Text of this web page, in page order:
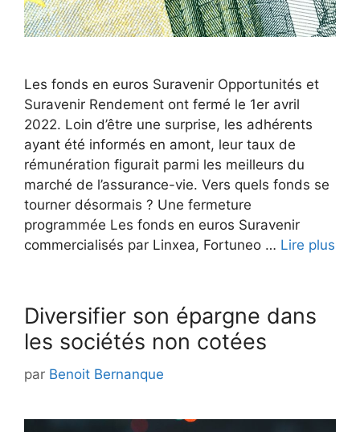
Les fonds en euros Suravenir Opportunités et
Suravenir Rendement ont fermé le 1er avril
2022. Loin d’être une surprise, les adhérents
ayant été informés en amont, leur taux de
rémunération figurait parmi les meilleurs du
marché de l’assurance-vie. Vers quels fonds se
tourner désormais ? Une fermeture
programmée Les fonds en euros Suravenir
commercialisés par Linxea, Fortuneo … Lire plus
Diversifier son épargne dans
les sociétés non cotées
par Benoit Bernanque